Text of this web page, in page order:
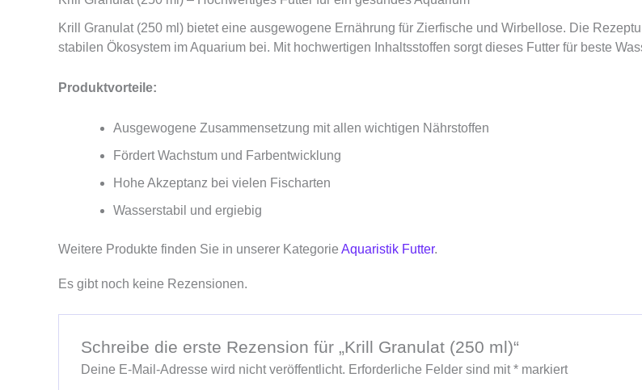
Krill Granulat (250 ml) bietet eine ausgewogene Ernährung für Zierfische und Wirbellose. Die
stabilen Ökosystem im Aquarium bei. Mit hochwertigen Inhaltsstoffen sorgt dieses Futter für beste
Produktvorteile:
Ausgewogene Zusammensetzung mit allen wichtigen Nährstoffen
Fördert Wachstum und Farbentwicklung
Hohe Akzeptanz bei vielen Fischarten
Wasserstabil und ergiebig
Weitere Produkte finden Sie in unserer Kategorie Aquaristik Futter.
Es gibt noch keine Rezensionen.
Schreibe die erste Rezension für „Krill Granulat (250 ml)“
Deine E-Mail-Adresse wird nicht veröffentlicht. Erforderliche Felder sind mit*markiert